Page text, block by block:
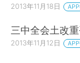
2013年11月18日
三中全会土改
2013年11月12日